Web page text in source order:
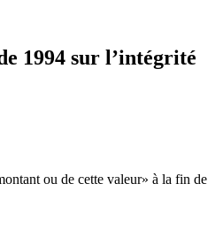
1994 sur l’intégrité
ou de cette valeur» à la fin de